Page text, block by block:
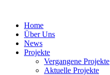
Home
Über Uns
News
Projekte
Vergangene Projekte
Aktuelle Projekte